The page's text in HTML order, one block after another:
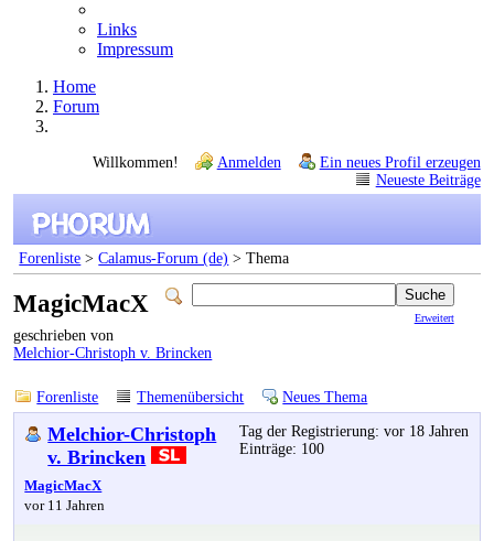
Links
Impressum
Home
Forum
Willkommen! Anmelden
Ein neues Profil erzeugen
Neueste Beiträge
Forenliste >Calamus-Forum (de) > Thema
Erweitert
MagicMacX
geschrieben von
Melchior-Christoph v. Brincken
Forenliste Themenübersicht Neues Thema
Melchior-Christoph
v. Brincken
MagicMacX
vor 11 Jahren
Tag der Registrierung: vor 18 Jahren
Einträge: 100